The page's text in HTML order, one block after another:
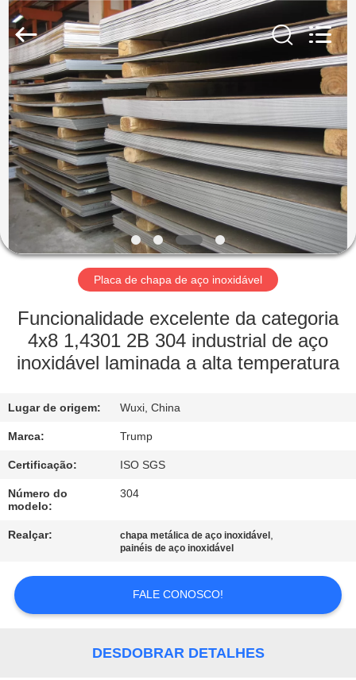
PARA
CASA
PRODUTOS
VÍDEOS
SOBRE
VISITA
CONTROLE
DE
QUALIDADE
CONTACTE-
SOLICITE
2026
WUXI
HONGJINMILAI
STEEL
CO.,LTD.
Rights
Reserved.
Placa de chapa de aço inoxidável
Funcionalidade excelente da categoria
4x8 1,4301 2B 304 industrial de aço
inoxidável laminada a alta temperatura
Lugar de origem: Wuxi, China
Marca: Trump
Certificação: ISO SGS
Número do
modelo:
304
Realçar: chapa metálica de aço inoxidável ,
painéis de aço inoxidável
FALE CONOSCO!
DESDOBRAR DETALHES